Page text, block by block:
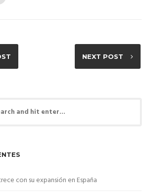
NEXT POST
con su expansión en España